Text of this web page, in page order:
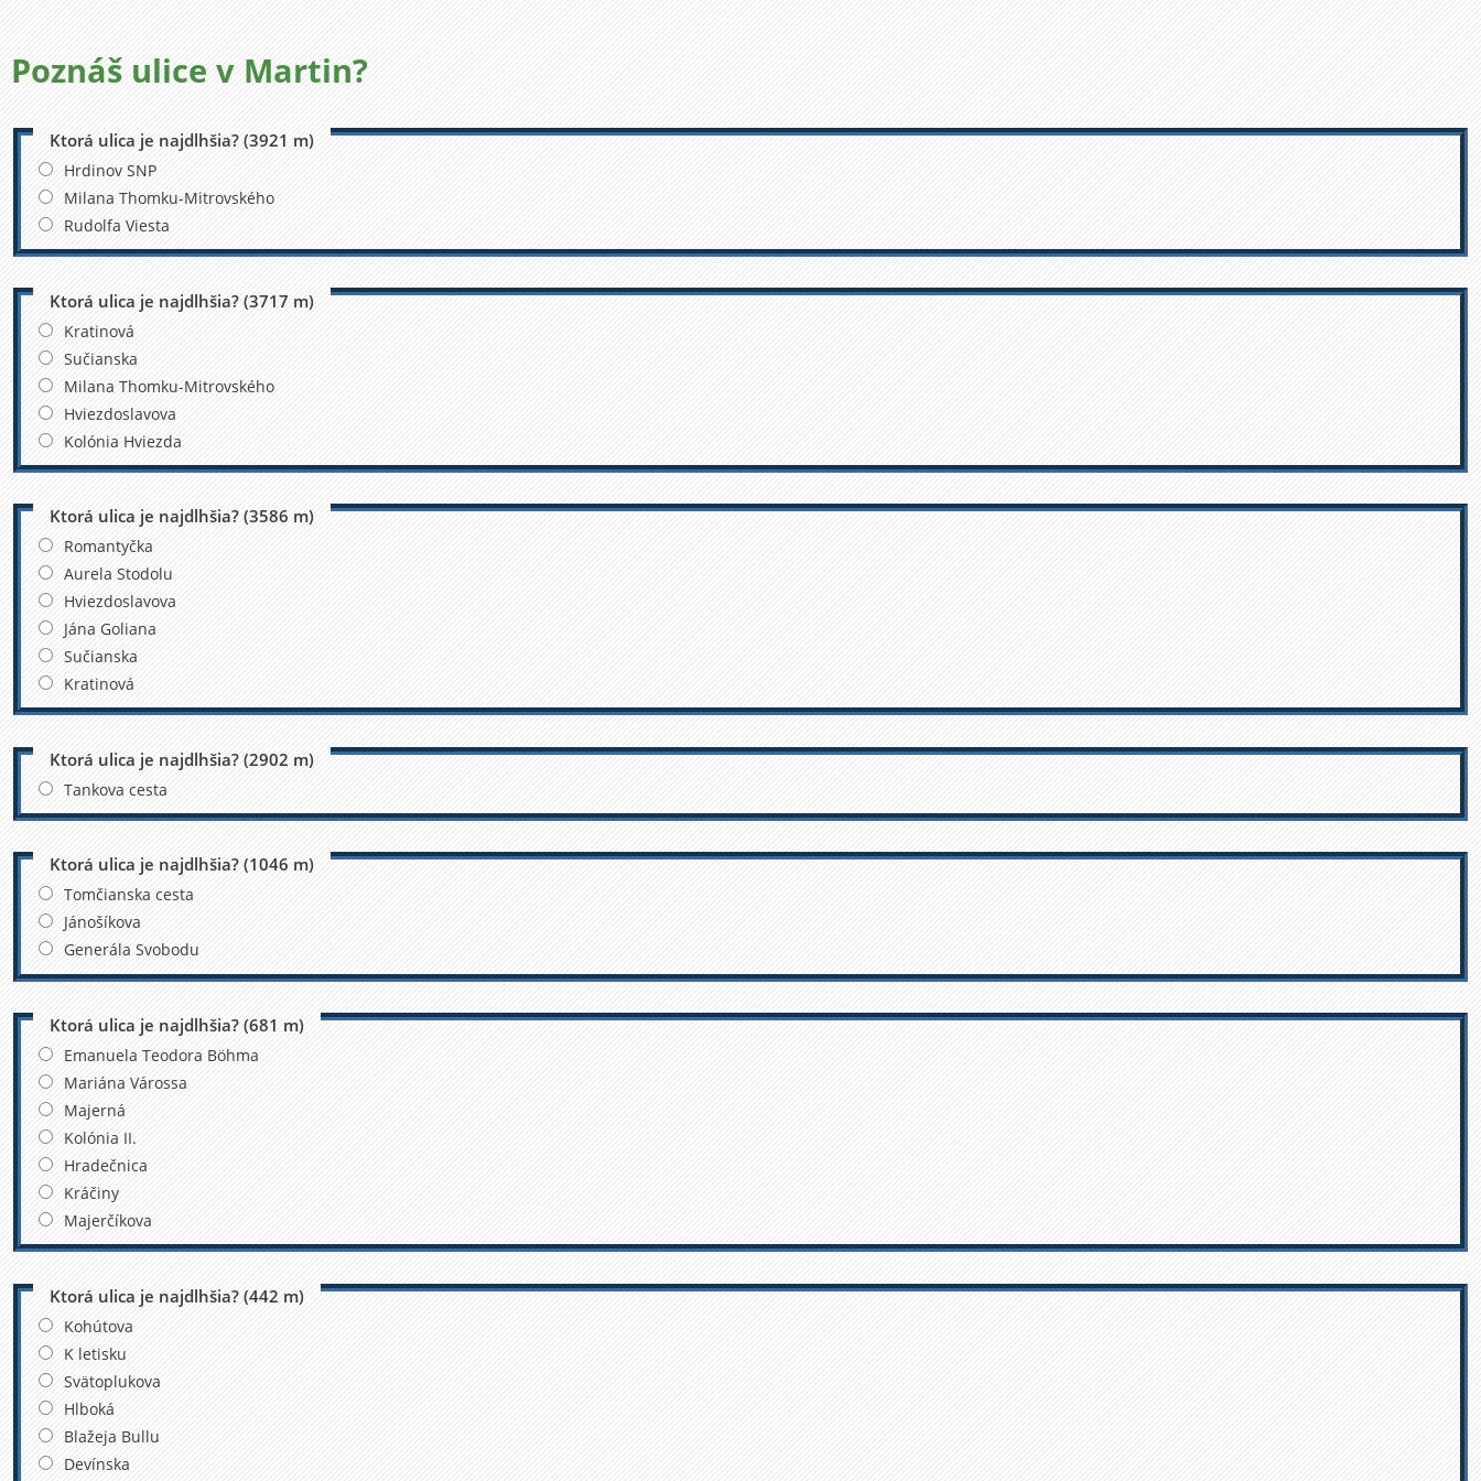
Poznáš ulice vMartin?
Ktorá ulica je najdlhšia? (3921 m)
Hrdinov SNP
Milana Thomku-Mitrovského
Rudolfa Viesta
Ktorá ulica je najdlhšia? (3717 m)
Kratinová
Sučianska
Milana Thomku-Mitrovského
Hviezdoslavova
Kolónia Hviezda
Ktorá ulica je najdlhšia? (3586 m)
Romantyčka
Aurela Stodolu
Hviezdoslavova
Jána Goliana
Sučianska
Kratinová
Ktorá ulica je najdlhšia? (2902 m)
Tankova cesta
Ktorá ulica je najdlhšia? (1046 m)
Tomčianska cesta
Jánošíkova
Generála Svobodu
Ktorá ulica je najdlhšia? (681 m)
Emanuela Teodora Böhma
Mariána Várossa
Majerná
Kolónia II.
Hradečnica
Kráčiny
Majerčíkova
Ktorá ulica je najdlhšia? (442 m)
Kohútova
K letisku
Svätoplukova
Hlboká
Blažeja Bullu
Devínska